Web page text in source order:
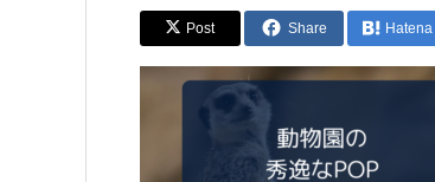
Post Share Hatena